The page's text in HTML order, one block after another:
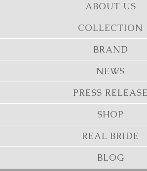
ABOUT US
COLLECTION
BRAND
NEWS
PRESS RELEASE
SHOP
REAL BRIDE
BLOG